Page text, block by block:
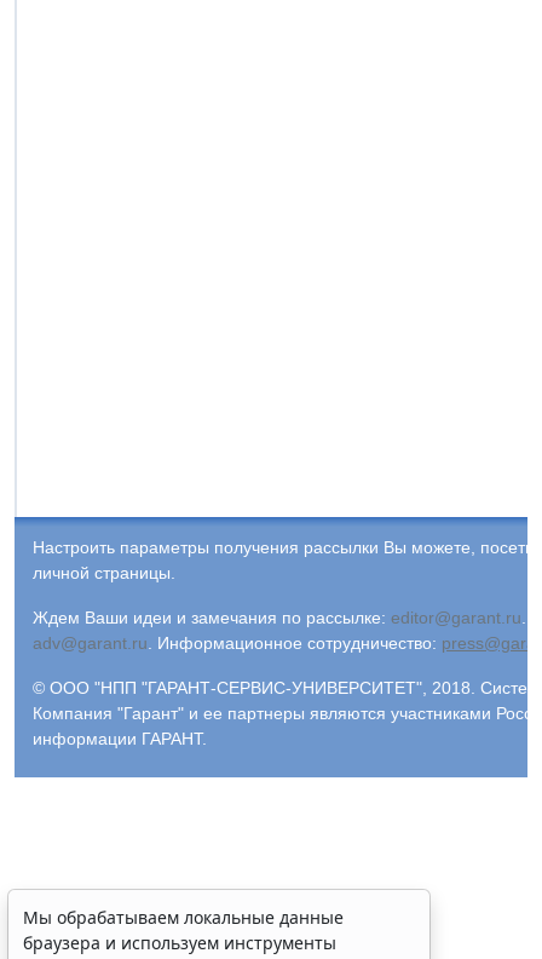
Настроить параметры получения рассылки Вы можете,
личной страницы.
Ждем Ваши идеи и замечания по рассылке: editor@garant.ru
adv@garant.ru
Информационное сотрудничество:
© ООО "НПП "ГАРАНТ-СЕРВИС-УНИВЕРСИТЕТ", 2018. Система
Компания "Гарант" и ее партнеры являются участниками
информации ГАРАНТ.
Мы обрабатываем локальные данные
браузера и используем инструменты